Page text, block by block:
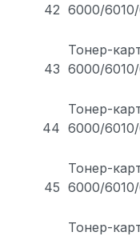
42 6000/
43
Тонер-
6000/
44
Тонер-
6000/
45
Тонер-
6000/
Тонер-